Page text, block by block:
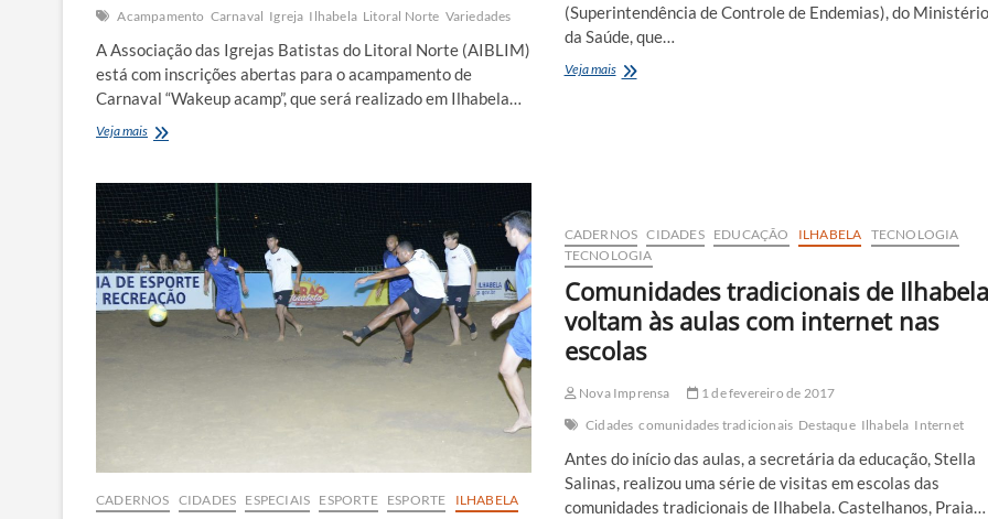
Acampamento Carnaval Igreja Ilhabela Litoral Norte Variedades
A Associação das Igrejas Batistas do Litoral Norte (AIBLIM)
está com inscrições abertas para o acampamento de
Carnaval “Wakeup acamp”, que será realizado em Ilhabela…
Veja maisIgrejas
acampamento
no
feriado
de
Carnaval
em
Ilhabela
(Superintendência de Controle de Endemias), do Ministério
da Saúde, que…
Veja maisAvaliação
Ilhabela
em
alerta
CADERNOS CIDADES ESPECIAIS ESPORTE ESPORTE ILHABELA
CADERNOS CIDADES EDUCAÇÃO ILHABELA TECNOLOGIA
TECNOLOGIA
Comunidades tradicionais de Ilhabela
voltam às aulas com internet nas
escolas
Nova Imprensa
1 de fevereiro de 2017
Cidades comunidades tradicionais Destaque Ilhabela Internet
Antes do início das aulas, a secretária da educação, Stella
Salinas, realizou uma série de visitas em escolas das
comunidades tradicionais de Ilhabela. Castelhanos, Praia…